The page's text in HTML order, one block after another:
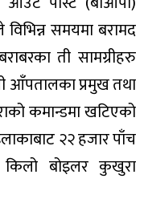
समयमा बरामद
ती सामग्रीहरु
आँपतालका प्रमुख तथा
कमान्डमा खटिएको
२२ हजार पाँच
बोइलर कुखुरा